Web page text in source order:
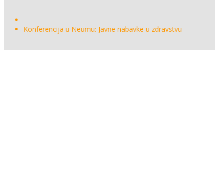
Konferencija u Neumu: Javne nabavke u zdravstvu